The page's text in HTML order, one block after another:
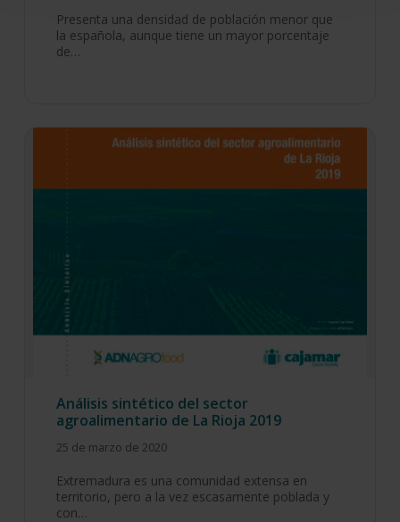
Presenta una densidad de población menor que
la española, aunque tiene un mayor porcentaje
de…
Análisis sintético del sector
agroalimentario de La Rioja 2019
25 de marzo de 2020
Extremadura es una comunidad extensa en
territorio, pero a la vez escasamente poblada y
con…